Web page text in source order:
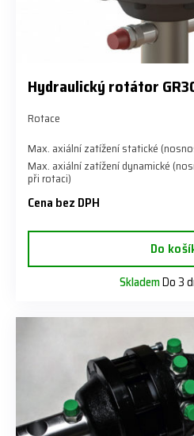
Hydraulický rotátor
Rotace
Max. axiální zatížení statické
Max. axiální zatížení dynamické
při rotaci)
Cena bez DPH
Do
SklademDo 3